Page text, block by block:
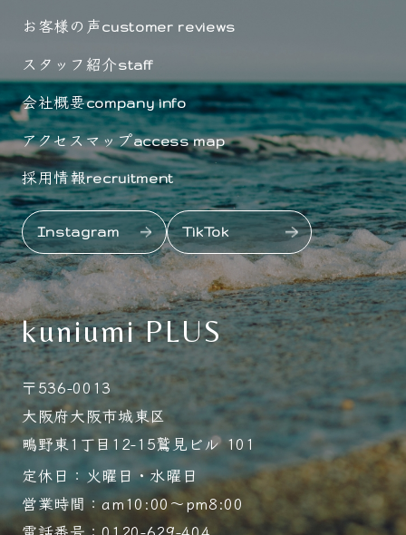
お客様の声customer reviews
スタッフ紹介staff
会社概要company info
アクセスマップaccess map
採用情報recruitment
Instagram TikTok
kuniumi PLUS
〒536-0013
大阪府大阪市城東区
鴫野東1丁目12-15鷲見ビル 101
定休日：火曜日・水曜日
営業時間：am10:00～pm8:00